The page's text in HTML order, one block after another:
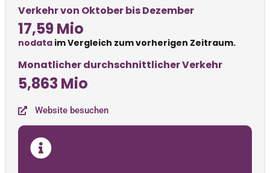
Verkehr von Oktober bis Dezember
17,59 Mio
nodata im Vergleich zum vorherigen Zeitraum.
Monatlicher durchschnittlicher Verkehr
5,863 Mio
Website besuchen